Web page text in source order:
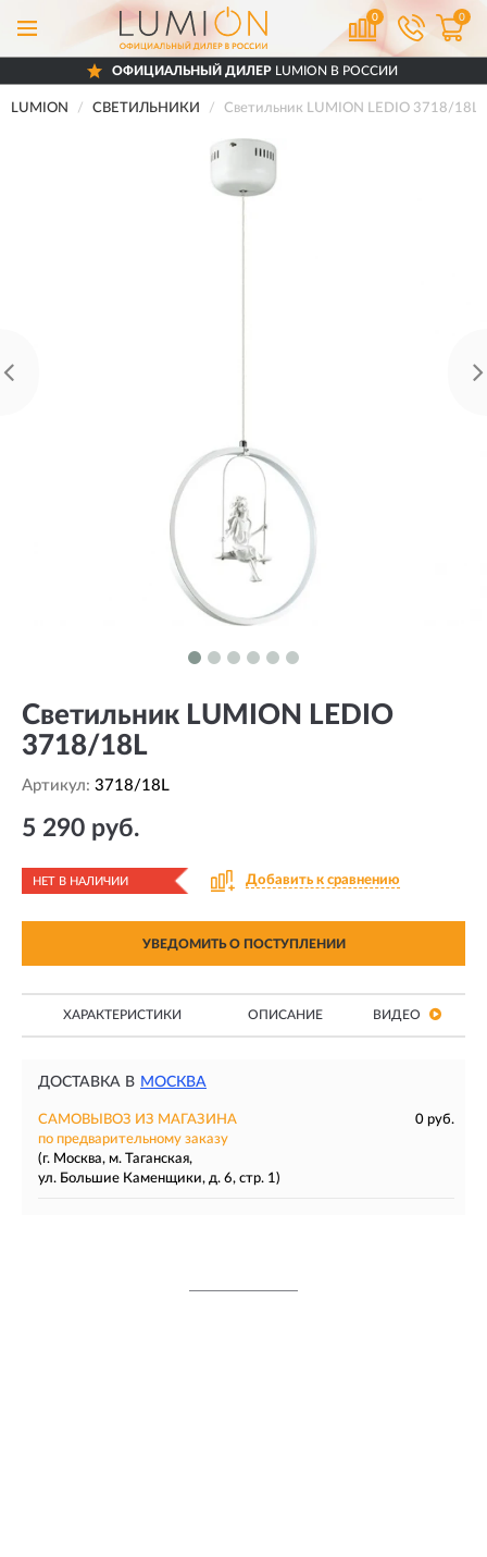
0 0
ОФИЦИАЛЬНЫЙ ДИЛЕРLUMION В РОССИИ
LUMION СВЕТИЛЬНИКИ Светильник LUMION LEDIO 3718/18L
Светильник LUMION LEDIO
3718/18L
Артикул: 3718/18L
5 290 руб.
НЕТ В НАЛИЧИИ Добавить к сравнению
УВЕДОМИТЬ О ПОСТУПЛЕНИИ
ХАРАКТЕРИСТИКИ ОПИСАНИЕ ВИДЕО
ДОСТАВКА В МОСКВА
САМОВЫВОЗ ИЗ МАГАЗИНА
0 руб.
по предварительному заказу
(г. Москва, м. Таганская,
ул. Большие Каменщики, д. 6, стр. 1)